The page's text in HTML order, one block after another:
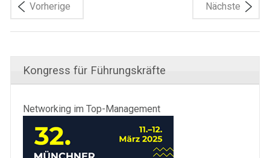
Vorherige Nächste
Kongress für Führungskräfte
Networking im Top-Management